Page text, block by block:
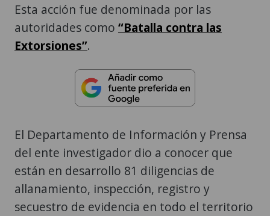
Esta acción fue denominada por las
autoridades como “Batalla contra las
Extorsiones”.
El Departamento de Información y Prensa
del ente investigador dio a conocer que
están en desarrollo 81 diligencias de
allanamiento, inspección, registro y
secuestro de evidencia en todo el territorio